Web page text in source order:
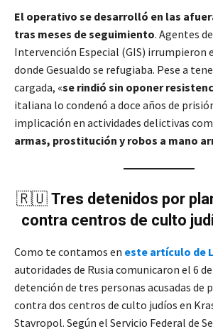
El operativo se desarrolló en las
tras meses de seguimiento. Agentes
Intervención Especial (GIS) irrumpieron
donde Gesualdo se refugiaba. Pese a
cargada, «se rindió sin oponer
italiana lo condenó a doce años de
implicación en actividades delictivas
armas, prostitución y robos a mano
🇷🇺 Tres detenidos por
contra centros de culto
Como te contamos en este artículo de
autoridades de Rusia comunicaron el 6
detención de tres personas acusadas de
contra dos centros de culto judíos en
Stavropol. Según el Servicio Federal de